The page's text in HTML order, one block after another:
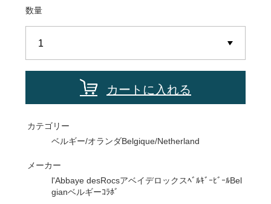
数量
カートに入れる
カテゴリー
ベルギー/オランダBelgique/Netherland
メーカー
l'Abbaye desRocsアベイデロックスﾍﾞﾙｷﾞｰﾋﾞｰﾙBel
gianベルギーｺﾗﾎﾞ